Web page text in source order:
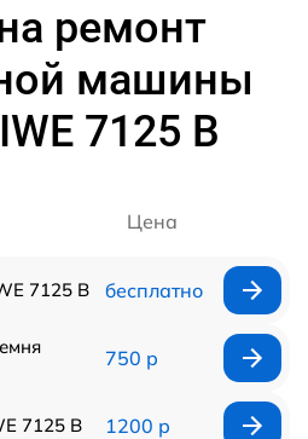
ремонт
машины
7125 B
Цена
7125 B бесплатно
750 р
7125 B 1200 р